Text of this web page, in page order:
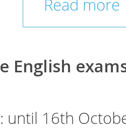
Read more
English
until 16th